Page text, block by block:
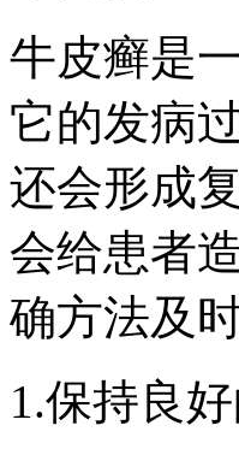
牛皮癣是
它的发病
还会形成
会给患者
确方法及
1.保持良